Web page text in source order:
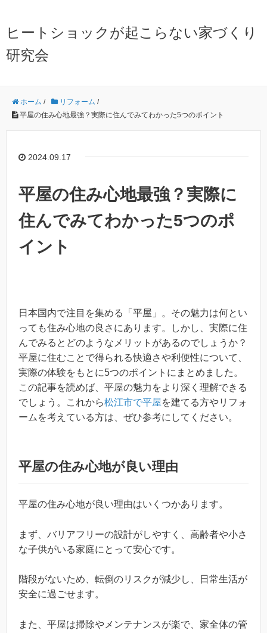
ヒートショックが起こらない家づくり
研究会
ホーム / リフォーム /
平屋の住み心地最強？実際に住んでみてわかった5つのポイント
2024.09.17
平屋の住み心地最強？実際に
住んでみてわかった5つのポ
イント
日本国内で注目を集める「平屋」。その魅力は何とい
っても住み心地の良さにあります。しかし、実際に住
んでみるとどのようなメリットがあるのでしょうか？
平屋に住むことで得られる快適さや利便性について、
実際の体験をもとに5つのポイントにまとめました。
この記事を読めば、平屋の魅力をより深く理解できる
でしょう。これから松江市で平屋を建てる方やリフォ
ームを考えている方は、ぜひ参考にしてください。
平屋の住み心地が良い理由
平屋の住み心地が良い理由はいくつかあります。
まず、バリアフリーの設計がしやすく、高齢者や小さ
な子供がいる家庭にとって安心です。
階段がないため、転倒のリスクが減少し、日常生活が
安全に過ごせます。
また、平屋は掃除やメンテナンスが楽で、家全体の管